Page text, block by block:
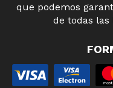
que podemos
de todas las